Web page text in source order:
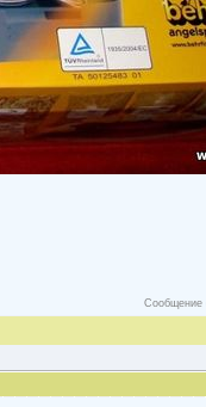
Сообщение